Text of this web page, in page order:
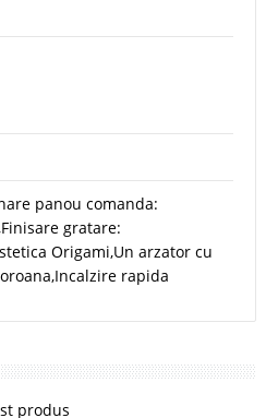
panou comanda:
gratare:
Origami,Un arzator cu
rapida
produs